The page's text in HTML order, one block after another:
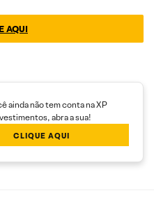
AQUI
ainda não tem conta na XP
abra a sua!
CLIQUE AQUI